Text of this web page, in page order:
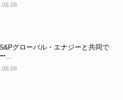
グローバル・エナジーと共同で
...